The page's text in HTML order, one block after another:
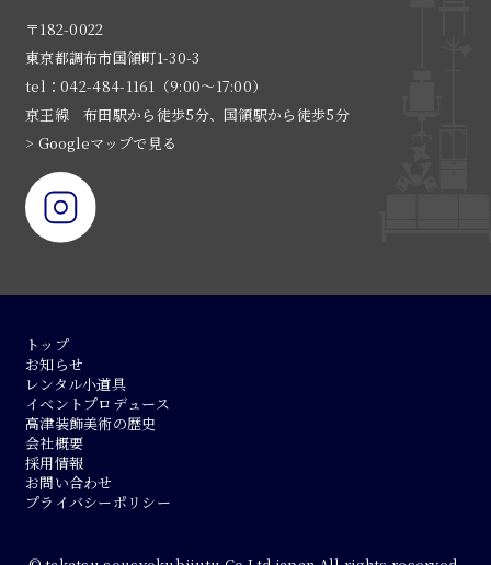
〒182-0022
東京都調布市国領町1-30-3
tel：042-484-1161（9:00〜17:00）
京王線 布田駅から徒歩5分、国領駅から徒歩5分
> Googleマップで見る
トップ
お知らせ
レンタル小道具
イベントプロデュース
高津装飾美術の歴史
会社概要
採用情報
お問い合わせ
プライバシーポリシー